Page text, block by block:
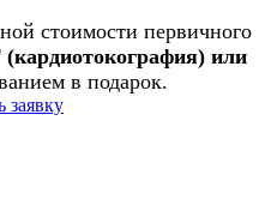
стоимости первичного
или
в подарок.
заявку